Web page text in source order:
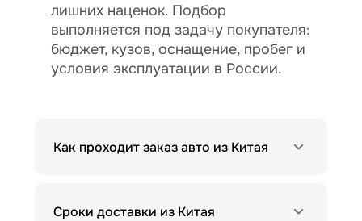
лишних наценок. Подбор
выполняется под задачу покупателя:
бюджет, кузов, оснащение, пробег и
условия эксплуатации в России.
Как проходит заказ авто из Китая
Сроки доставки из Китая